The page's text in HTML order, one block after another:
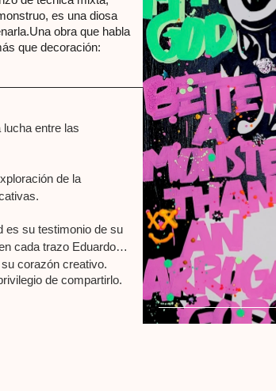
es una diosa
obra que habla
que decoración:
entre las
de la
es su testimonio de su
cada trazo Eduardo
corazón creativo.
de compartirlo.